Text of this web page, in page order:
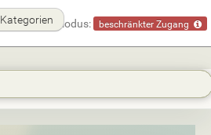
Demomodus: beschränkter Zugang
Kategorien